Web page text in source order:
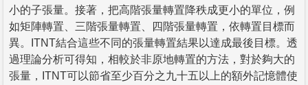
小的子張量。接著，把高階張量轉置降秩成更小的單位，例
如矩陣轉置、三階張量轉置、四階張量轉置，依轉置目標而
異。ITNT結合這些不同的張量轉置結果以達成最後目標。透
過理論分析可得知，相較於非原地轉置的方法，對於夠大的
張量，ITNT可以節省至少百分之九十五以上的額外記憶體使